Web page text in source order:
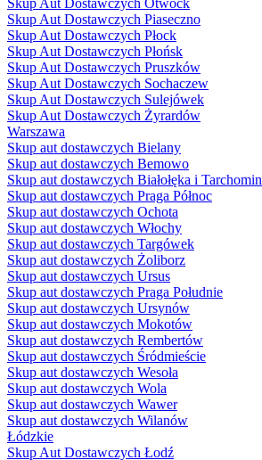
Skup Aut Dostawczych Otwock
Skup Aut Dostawczych Piaseczno
Skup Aut Dostawczych Płock
Skup Aut Dostawczych Płońsk
Skup Aut Dostawczych Pruszków
Skup Aut Dostawczych Sochaczew
Skup Aut Dostawczych Sulejówek
Skup Aut Dostawczych Żyrardów
Warszawa
Skup aut dostawczych Bielany
Skup aut dostawczych Bemowo
Skup aut dostawczych Białołęka i Tarchomin
Skup aut dostawczych Praga Północ
Skup aut dostawczych Ochota
Skup aut dostawczych Włochy
Skup aut dostawczych Targówek
Skup aut dostawczych Żoliborz
Skup aut dostawczych Ursus
Skup aut dostawczych Praga Południe
Skup aut dostawczych Ursynów
Skup aut dostawczych Mokotów
Skup aut dostawczych Rembertów
Skup aut dostawczych Śródmieście
Skup aut dostawczych Wesoła
Skup aut dostawczych Wola
Skup aut dostawczych Wawer
Skup aut dostawczych Wilanów
Łódzkie
Skup Aut Dostawczych Łodź